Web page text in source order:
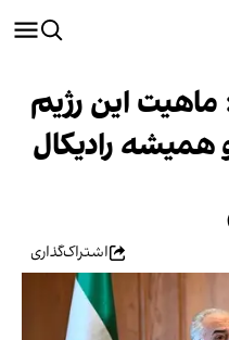
این رژیم
همیشه رادیکال
اشتراک‌گذاری